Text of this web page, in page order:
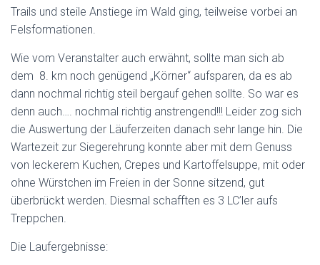
Trails und steile Anstiege im Wald ging, teilweise vorbei an
Felsformationen.
Wie vom Veranstalter auch erwähnt, sollte man sich ab
dem 8. km noch genügend „Körner“ aufsparen, da es ab
dann nochmal richtig steil bergauf gehen sollte. So war es
denn auch…. nochmal richtig anstrengend!!! Leider zog sich
die Auswertung der Läuferzeiten danach sehr lange hin. Die
Wartezeit zur Siegerehrung konnte aber mit dem Genuss
von leckerem Kuchen, Crepes und Kartoffelsuppe, mit oder
ohne Würstchen im Freien in der Sonne sitzend, gut
überbrückt werden. Diesmal schafften es 3 LC’ler aufs
Treppchen.
Die Laufergebnisse: